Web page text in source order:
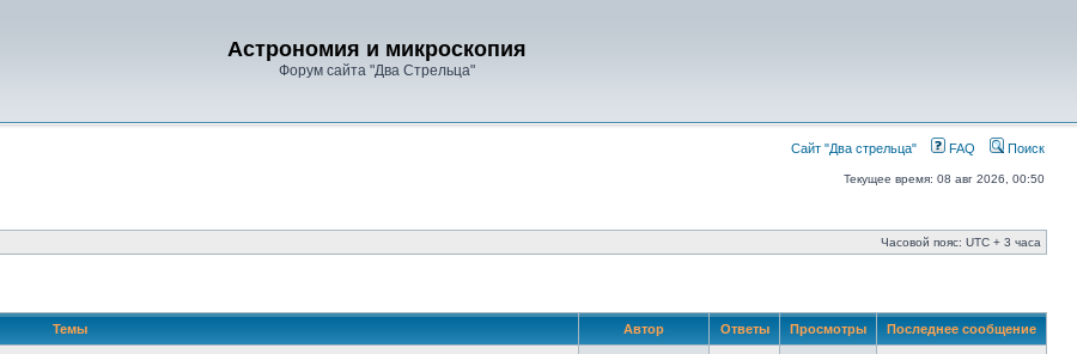
Астрономия и микроскопия
Форум сайта "Два Стрельца"
Сайт "Два стрельца" FAQ Поиск
Текущее время: 08 авг 2026, 00:50
Часовой пояс: UTC + 3 часа
Темы Автор Ответы Просмотры Последнее сообщение